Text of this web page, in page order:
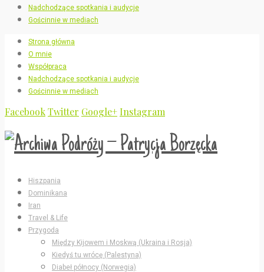
Nadchodzące spotkania i audycje
Gościnnie w mediach
Strona główna
O mnie
Współpraca
Nadchodzące spotkania i audycje
Gościnnie w mediach
FacebookTwitter Google+Instagram
Hiszpania
Dominikana
Iran
Travel & Life
Przygoda
Między Kijowem i Moskwą (Ukraina i Rosja)
Kiedyś tu wrócę (Palestyna)
Diabeł północy (Norwegia)